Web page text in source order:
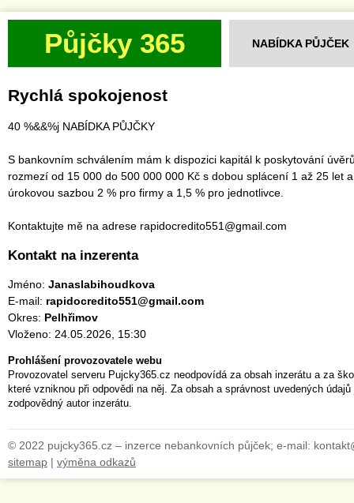
Půjčky 365 NABÍDKA PŮJČEK
Rychlá spokojenost
40 %&&%j NABÍDKA PŮJČKY
S bankovním schválením mám k dispozici kapitál k poskytování
rozmezí od 15 000 do 500 000 000 Kč s dobou splácení 1 až 25 let a
úrokovou sazbou 2 % pro firmy a 1,5 % pro jednotlivce.
Kontaktujte mě na adrese rapidocredito551@gmail.com
Kontakt na inzerenta
Jméno: Janaslabihoudkova
E-mail: rapidocredito551@gmail.com
Okres: Pelhřimov
Vloženo: 24.05.2026, 15:30
Prohlášení provozovatele webu
Provozovatel serveru Pujcky365.cz neodpovídá za obsah inzerátu a za
které vzniknou při odpovědi na něj. Za obsah a správnost uvedených
zodpovědný autor inzerátu.
© 2022 pujcky365.cz – inzerce nebankovních půjček; e-mail:
sitemap | výměna odkazů